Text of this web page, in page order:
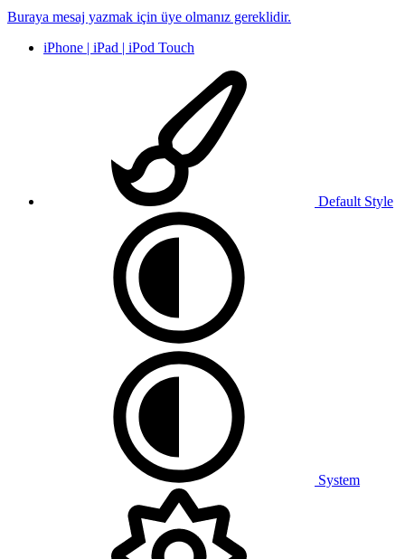
Buraya mesaj yazmak için üye olmanız gereklidir.
iPhone | iPad | iPod Touch
Default Style
System